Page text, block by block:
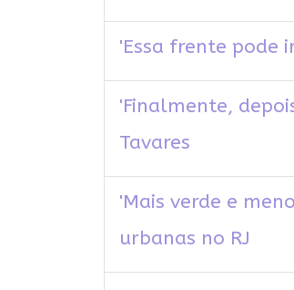
'Essa frente pode
'Finalmente,
Tavares
'Mais verde e
urbanas no RJ